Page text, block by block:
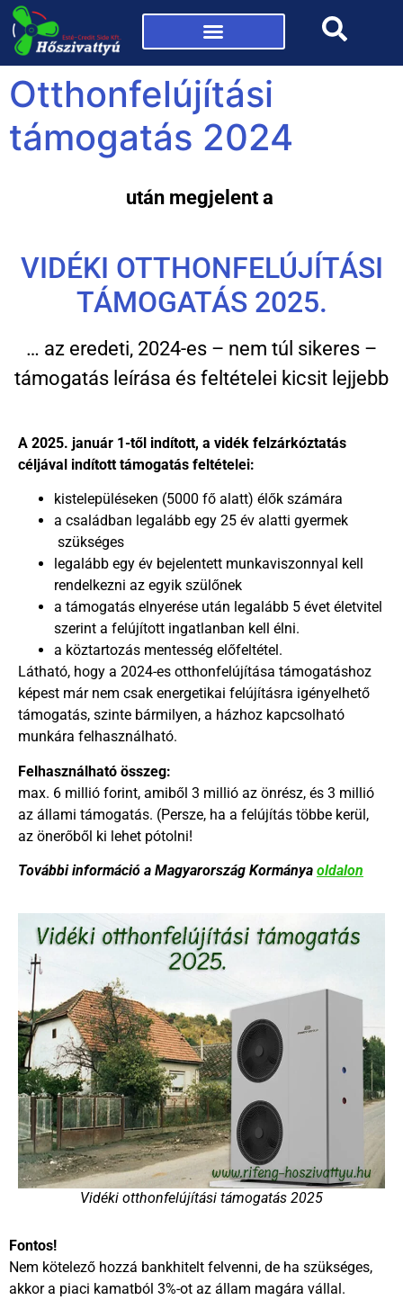
Otthonfelújítási
támogatás 2024
után megjelent a
VIDÉKI OTTHONFELÚJÍTÁSI
TÁMOGATÁS 2025.
… az eredeti, 2024-es – nem túl sikeres –
támogatás leírása és feltételei kicsit lejjebb
A 2025. január 1-től indított, a vidék felzárkóztatás
céljával indított támogatás feltételei:
kistelepüléseken (5000 fő alatt) élők számára
a családban legalább egy 25 év alatti gyermek
szükséges
legalább egy év bejelentett munkaviszonnyal kell
rendelkezni az egyik szülőnek
a támogatás elnyerése után legalább 5 évet életvitel
szerint a felújított ingatlanban kell élni.
a köztartozás mentesség előfeltétel.
Látható, hogy a 2024-es otthonfelújítása támogatáshoz
képest már nem csak energetikai felújításra igényelhető
támogatás, szinte bármilyen, a házhoz kapcsolható
munkára felhasználható.
Felhasználható összeg:
max. 6 millió forint, amiből 3 millió az önrész, és 3 millió
az állami támogatás. (Persze, ha a felújítás többe kerül,
az önerőből ki lehet pótolni!
További információ a Magyarország Kormánya oldalon
Vidéki otthonfelújítási támogatás 2025
Fontos!
Nem kötelező hozzá bankhitelt felvenni, de ha szükséges,
akkor a piaci kamatból 3%-ot az állam magára vállal.